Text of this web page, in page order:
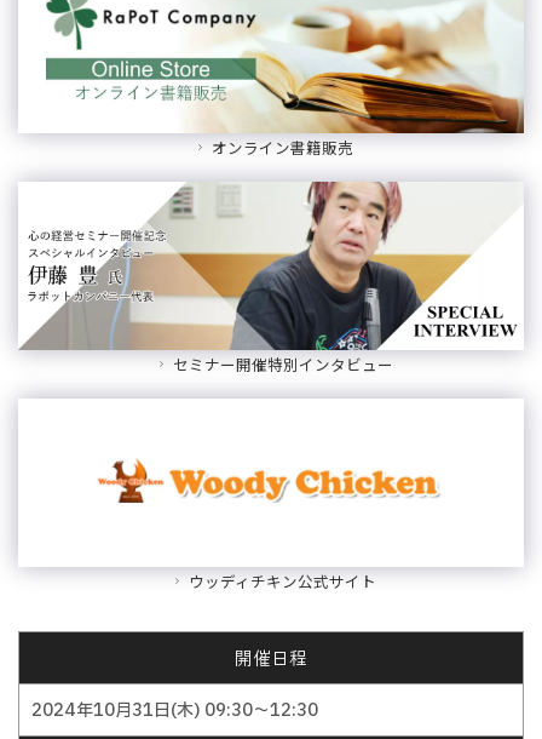
オンライン書籍販売
セミナー開催特別インタビュー
ウッディチキン公式サイト
開催日程
2024年10月31日(木) 09:30～12:30